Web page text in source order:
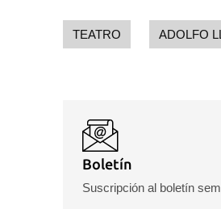
TEATRO ADOLFO
Boletín
Suscripción al boletín